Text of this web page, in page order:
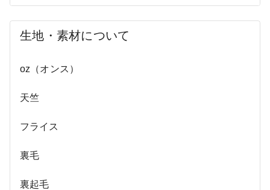
生地・素材について
oz（オンス）
天竺
フライス
裏毛
裏起毛